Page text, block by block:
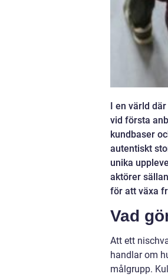
I en värld
vid första
kundbaser
autentiskt
unika
aktörer
för att växa
Vad
Att ett
handlar om
målgrupp.